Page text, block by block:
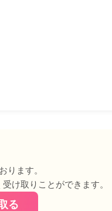
ります。
け取りことができます。
る